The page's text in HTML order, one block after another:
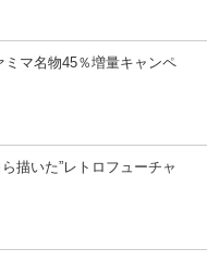
マ名物45％増量キャンペ
描いた”レトロフューチャ